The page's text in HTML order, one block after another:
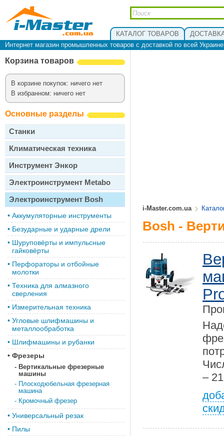
КАТАЛОГ ТОВАРОВ
Интернет магазин промышленных товаров с доставкой по всей
Корзина товаров
В корзине покупок: ничего нет
В избранном: ничего нет
Основные разделы
Станки
Климатическая техника
Инструмент Энкор
Электроинструмент Metabo
Электроинструмент Bosh
• Аккумуляторные инструменты
• Безударные и ударные дрели
• Шуруповёрты и импульсные
гайковёрты
• Перфораторы и отбойные
молотки
• Техника для алмазного
сверления
• Измерительная техника
• Угловые шлифмашины и
металлообработка
• Шлифмашины и рубанки
• Фрезеры
- Вертикальные фрезерные
машины
- Плоскодюбельная фрезерная
машина
- Кромочный фрезер
• Универсальный резак
• Пилы
i-Master.com.ua
Bosh -
–